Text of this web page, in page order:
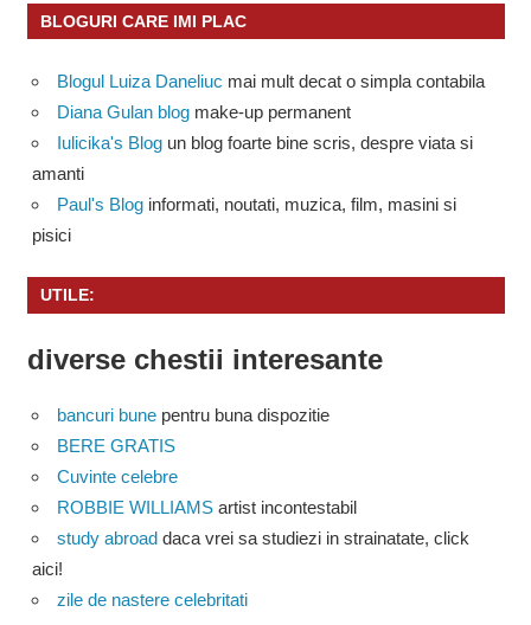
BLOGURI CARE IMI PLAC
Blogul Luiza Daneliuc mai mult decat o simpla contabila
Diana Gulan blog make-up permanent
Iulicika's Blog un blog foarte bine scris, despre viata si
amanti
Paul's Blog informati, noutati, muzica, film, masini si
pisici
UTILE:
diverse chestii interesante
bancuri bune pentru buna dispozitie
BERE GRATIS
Cuvinte celebre
ROBBIE WILLIAMS artist incontestabil
study abroad daca vrei sa studiezi in strainatate, click
aici!
zile de nastere celebritati